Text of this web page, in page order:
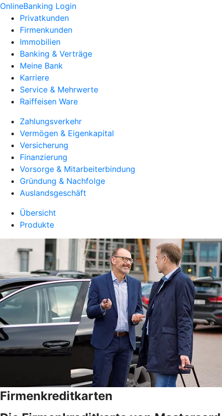
OnlineBanking Login
Privatkunden
Firmenkunden
Immobilien
Banking & Verträge
Meine Bank
Karriere
Service & Mehrwerte
Raiffeisen Ware
Zahlungsverkehr
Vermögen & Eigenkapital
Versicherung
Finanzierung
Vorsorge & Mitarbeiterbindung
Gründung & Nachfolge
Auslandsgeschäft
Übersicht
Produkte
Firmenkreditkarten